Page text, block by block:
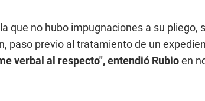
que no hubo impugnaciones a su pliego,
paso previo al tratamiento de un
verbal al respecto", entendió Rubioen